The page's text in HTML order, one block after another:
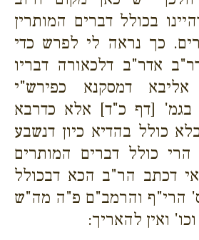
בכולל דברים המותרין
כך נראה לי לפרש כדי
אדר"ב דלכאורה דבריו
דמסקנא כפירש"י
בגמ' [דף כ"ד] אלא כדרבא
כולל בהדיא כיון דנשבע
כולל דברים המותרים
דכתב הר"ב הכא דבכולל
הרי"ף והרמב"ם פ"ה מה"ש
ואין להאריך: